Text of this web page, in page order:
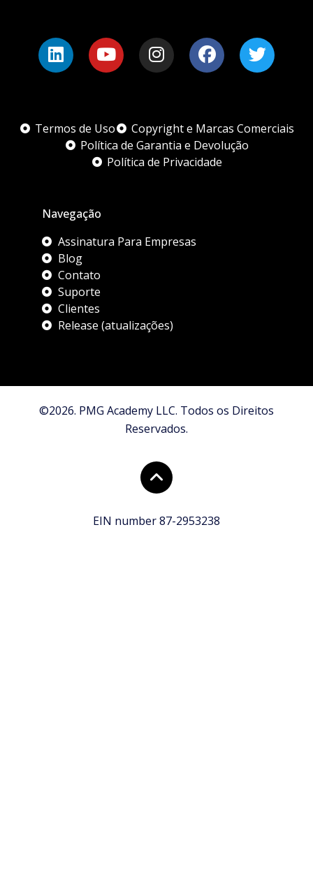
Termos de Uso
Copyright e Marcas Comerciais
Política de Garantia e Devolução
Política de Privacidade
Navegação
Assinatura Para Empresas
Blog
Contato
Suporte
Clientes
Release (atualizações)
©2026. PMG Academy LLC. Todos os Direitos
Reservados.
EIN number 87-2953238